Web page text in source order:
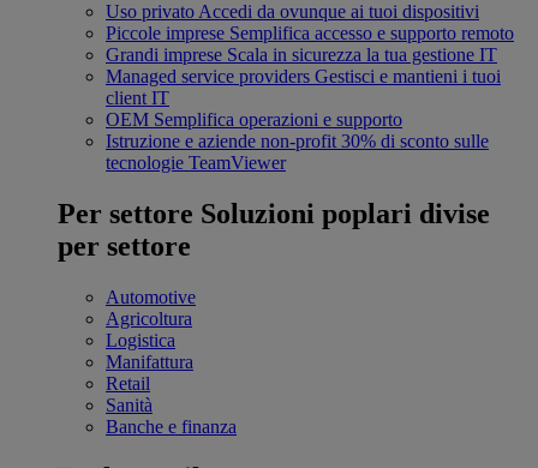
Uso privato Accedi da ovunque ai tuoi dispositivi
Piccole imprese Semplifica accesso e supporto remoto
Grandi imprese Scala in sicurezza la tua gestione IT
Managed service providers Gestisci e mantieni i tuoi
client IT
OEM Semplifica operazioni e supporto
Istruzione e aziende non-profit 30% di sconto sulle
tecnologie TeamViewer
Per settore Soluzioni poplari divise
per settore
Automotive
Agricoltura
Logistica
Manifattura
Retail
Sanità
Banche e finanza